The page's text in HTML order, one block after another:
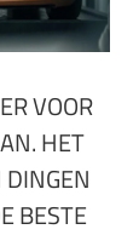
VOOR
HET
BESTE